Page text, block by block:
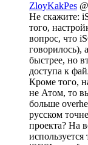
ZloyKakPes
Не скажите:
того,
вопрос, что
быстрее, но
доступа к
Кроме того,
не Атом, то
больше
русском
проекта? На
используется